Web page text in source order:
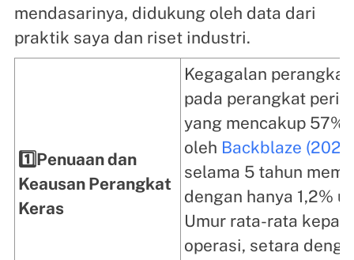
mendasarinya, didukung oleh data dari
praktik saya dan riset industri.
1️⃣Penuaan dan
Keausan Perangkat
Keras
Kegagalan
pada perangkat
yang mencakup
oleh Backblaze
selama 5 tahun
dengan hanya 1,2%
Umur rata-rata
operasi, setara